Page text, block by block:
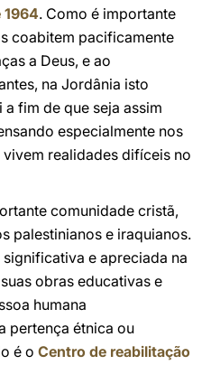
. Como é importante
coabitem pacificamente
a Deus, e ao
na Jordânia isto
fim de que seja assim
especialmente nos
realidades difíceis no
comunidade cristã,
palestinianos e iraquianos.
e apreciada na
obras educativas e
humana
pertença étnica ou
é o Centro de reabilitação